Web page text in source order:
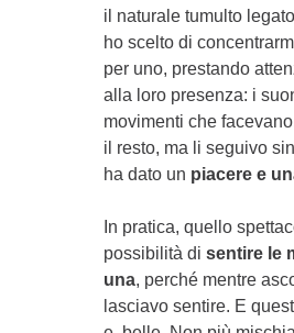
il naturale tumulto
ho scelto di
per uno, prestando
alla loro presenza: i
movimenti che
il resto, ma li seguivo
ha dato un piacere e
In pratica, quello
possibilità disentire le
una, perché mentre
lasciavo sentire. E